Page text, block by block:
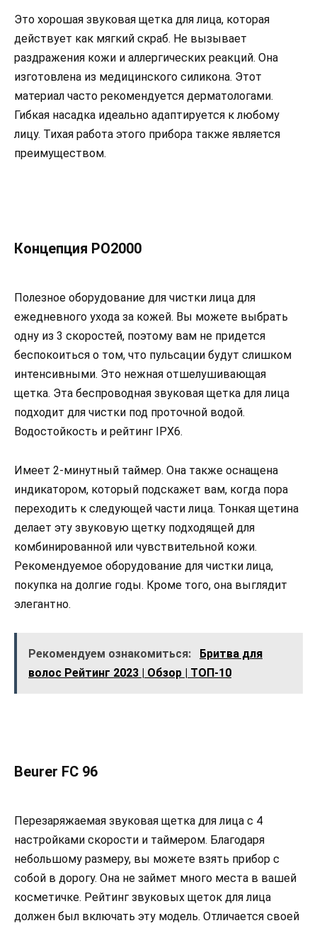
Это хорошая звуковая щетка для лица, которая
действует как мягкий скраб. Не вызывает
раздражения кожи и аллергических реакций. Она
изготовлена из медицинского силикона. Этот
материал часто рекомендуется дерматологами.
Гибкая насадка идеально адаптируется к любому
лицу. Тихая работа этого прибора также является
преимуществом.
Концепция PO2000
Полезное оборудование для чистки лица для
ежедневного ухода за кожей. Вы можете выбрать
одну из 3 скоростей, поэтому вам не придется
беспокоиться о том, что пульсации будут слишком
интенсивными. Это нежная отшелушивающая
щетка. Эта беспроводная звуковая щетка для лица
подходит для чистки под проточной водой.
Водостойкость и рейтинг IPX6.
Имеет 2-минутный таймер. Она также оснащена
индикатором, который подскажет вам, когда пора
переходить к следующей части лица. Тонкая щетина
делает эту звуковую щетку подходящей для
комбинированной или чувствительной кожи.
Рекомендуемое оборудование для чистки лица,
покупка на долгие годы. Кроме того, она выглядит
элегантно.
Рекомендуем ознакомиться:
Бритва для
волос Рейтинг 2023 | Обзор | ТОП-10
Beurer FC 96
Перезаряжаемая звуковая щетка для лица с 4
настройками скорости и таймером. Благодаря
небольшому размеру, вы можете взять прибор с
собой в дорогу. Она не займет много места в вашей
косметичке. Рейтинг звуковых щеток для лица
должен был включать эту модель. Отличается своей